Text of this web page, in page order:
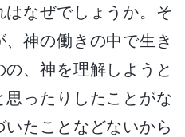
なぜでしょうか。そ
神の働きの中で生き
、神を理解しようと
ったりしたことがな
いたことなどないから